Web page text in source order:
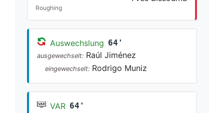
Roughing
Auswechslung 64'
ausgewechselt: Raúl Jiménez
eingewechselt: Rodrigo Muniz
VAR 64'